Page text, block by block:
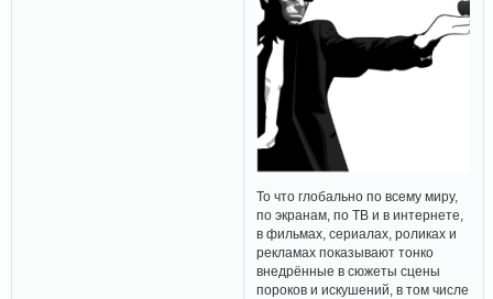
То что глобально по всему миру,
по экранам, по ТВ и в интернете,
в фильмах, сериалах, роликах и
рекламах показывают тонко
внедрённые в сюжеты сцены
пороков и искушений, в том числе